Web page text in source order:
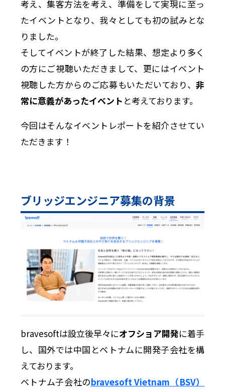
考え、集客方法を考え、準備をして実現に至っ
たイベントとなり、我々としても初の試みとな
りました。
そしてイベントが終了した結果、想定より多く
の方にご視聴いただきまして、更にはイベント
視聴した方からのご応募もいただいており、非
常に意義があったイベント と考えております。
今回はそんなイベントレポートを紹介させてい
ただきます！
ブリッジエンジニア募集の背景
bravesoftは設立後早々にオフショア開発に着手
し、国外では中国とベトナムに開発子会社を構
えております。
ベトナム子会社のbravesoft Vietnam（BSV）